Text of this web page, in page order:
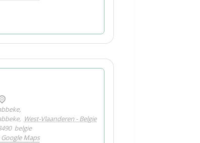
, West-Vlaanderen - Belgie
belgie
Google Maps